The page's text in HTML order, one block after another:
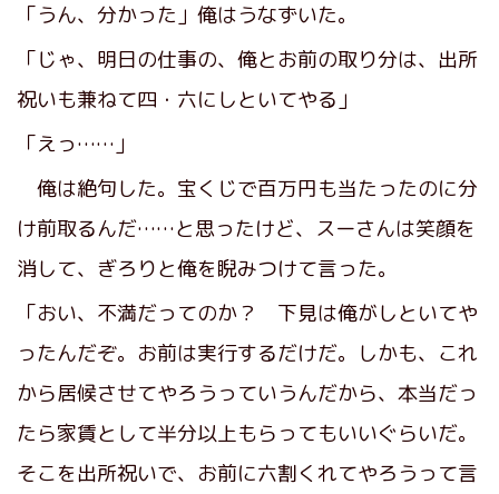
「うん、分かった」俺はうなずいた。
「じゃ、明日の仕事の、俺とお前の取り分は、出所
祝いも兼ねて四・六にしといてやる」
「えっ……」
俺は絶句した。宝くじで百万円も当たったのに分
け前取るんだ……と思ったけど、スーさんは笑顔を
消して、ぎろりと俺を睨みつけて言った。
「おい、不満だってのか？ 下見は俺がしといてや
ったんだぞ。お前は実行するだけだ。しかも、これ
から居候させてやろうっていうんだから、本当だっ
たら家賃として半分以上もらってもいいぐらいだ。
そこを出所祝いで、お前に六割くれてやろうって言